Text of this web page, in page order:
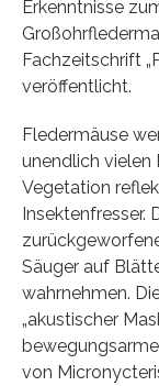
Erkenntnisse
Fachzeitschrift
veröffentlicht.
Fledermäuse
unendlich vielen
Vegetation
Insektenfresser.
Säuger auf
wahrnehmen.
„akustischer
von